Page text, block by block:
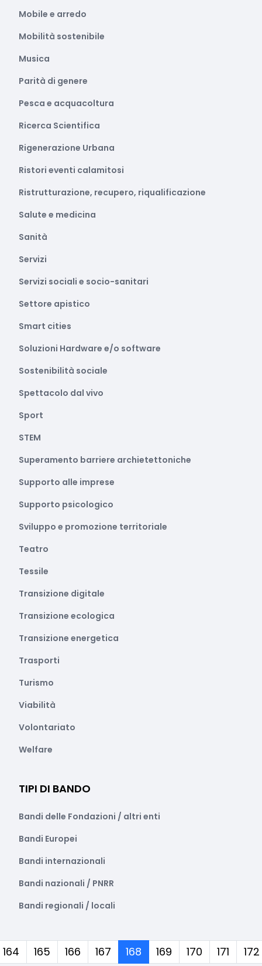
Mobile e arredo
Mobilità sostenibile
Musica
Parità di genere
Pesca e acquacoltura
Ricerca Scientifica
Rigenerazione Urbana
Ristori eventi calamitosi
Ristrutturazione, recupero, riqualificazione
Salute e medicina
Sanità
Servizi
Servizi sociali e socio-sanitari
Settore apistico
Smart cities
Soluzioni Hardware e/o software
Sostenibilità sociale
Spettacolo dal vivo
Sport
STEM
Superamento barriere archietettoniche
Supporto alle imprese
Supporto psicologico
Sviluppo e promozione territoriale
Teatro
Tessile
Transizione digitale
Transizione ecologica
Transizione energetica
Trasporti
Turismo
Viabilità
Volontariato
Welfare
TIPI DI BANDO
Bandi delle Fondazioni / altri enti
Bandi Europei
Bandi internazionali
Bandi nazionali / PNRR
Bandi regionali / locali
164 165 166 167 168(corrente)
169 170 171 172